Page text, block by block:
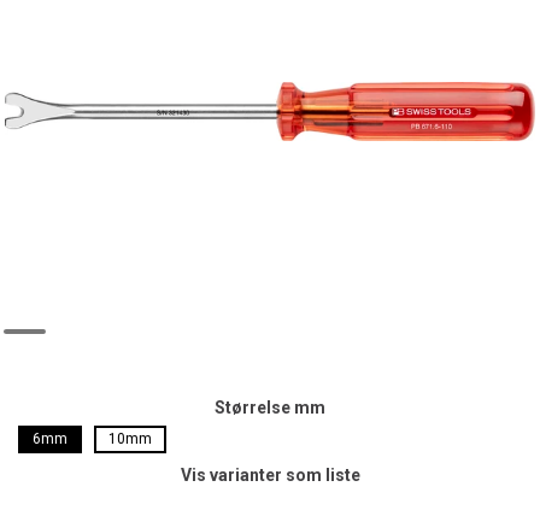
Størrelse mm
6mm 10mm
Vis varianter som liste